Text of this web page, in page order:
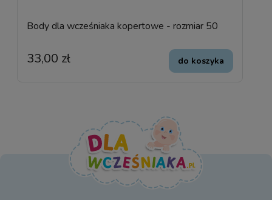
Body dla wcześniaka kopertowe - rozmiar 50
33,00 zł do koszyka